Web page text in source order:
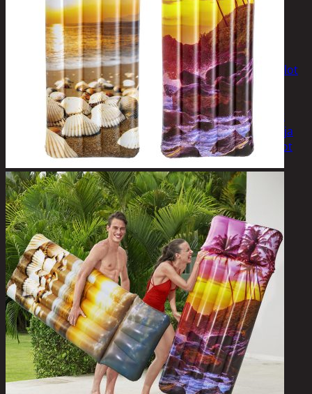
Tuotevalikoima
Poistotuotteet
Kausituotteet
Joulu
Joulu- ja kausivalot
Eläimet ja
tontut
Kyntteliköt
Valoketjut ja
kuusenvalot
Joulukoristeet
Kranssit ja
asetelmat
Tontut ja
muut
Joulutekstiilit
Paketointi
Marjastus
Talvi
Päivittäistavarat
Apuvälineet
Hengityssuojaimet ja
desinfiointi
Henkilökohtainen
hygienia